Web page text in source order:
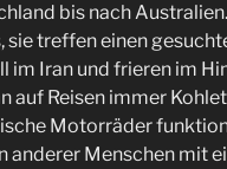
bis nach
sie treffen einen
im Iran und frieren im
auf Reisen immer
Motorräder
anderer Menschen mit